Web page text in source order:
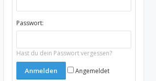
Passwort:
Hast du dein Passwort vergessen?
Angemeldet